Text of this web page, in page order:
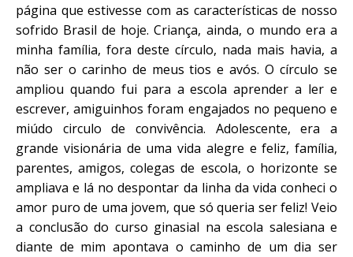
página que estivesse com as características de nosso
sofrido Brasil de hoje. Criança, ainda, o mundo era a
minha família, fora deste círculo, nada mais havia, a
não ser o carinho de meus tios e avós. O círculo se
ampliou quando fui para a escola aprender a ler e
escrever, amiguinhos foram engajados no pequeno e
miúdo circulo de convivência. Adolescente, era a
grande visionária de uma vida alegre e feliz, família,
parentes, amigos, colegas de escola, o horizonte se
ampliava e lá no despontar da linha da vida conheci o
amor puro de uma jovem, que só queria ser feliz! Veio
a conclusão do curso ginasial na escola salesiana e
diante de mim apontava o caminho de um dia ser